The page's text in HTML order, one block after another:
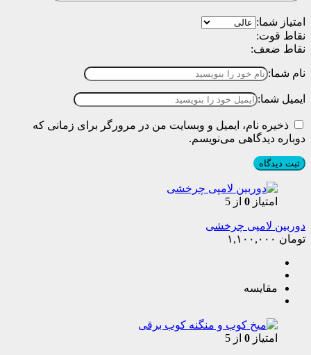
امتیاز شما:
نقاط قوت:
نقاط ضعف:
نام شما:
ایمیل شما:
ذخیره نام، ایمیل و وبسایت من در مرورگر برای زمانی که
دوباره دیدگاهی می‌نویسم.
امتیاز 0 از 5
دوربین لامپی چرخشی
تومان
مقایسه
امتیاز 0 از 5